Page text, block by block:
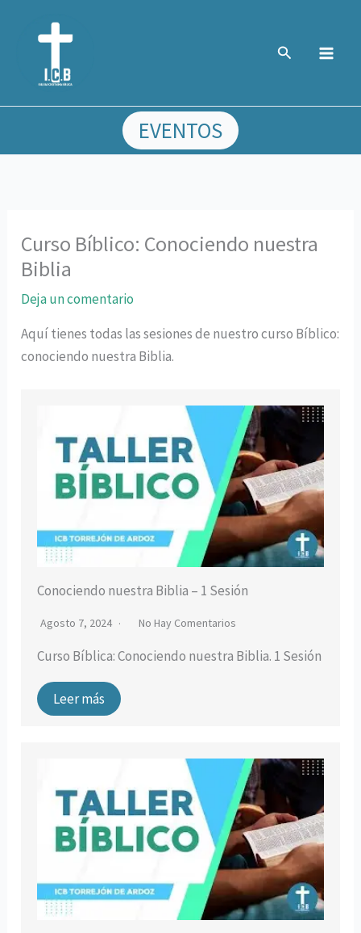
Buscar
EVENTOS
Curso Bíblico: Conociendo nuestra
Biblia
Deja un comentario
Aquí tienes todas las sesiones de nuestro curso Bíblico:
conociendo nuestra Biblia.
Conociendo nuestra Biblia – 1 Sesión
Agosto 7, 2024 No Hay Comentarios
Curso Bíblica: Conociendo nuestra Biblia. 1 Sesión
Leer más